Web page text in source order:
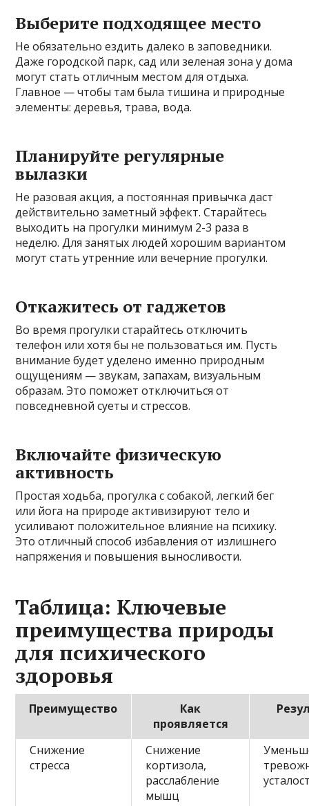
Выберите подходящее место
Не обязательно ездить далеко в заповедники.
Даже городской парк, сад или зеленая зона у дома
могут стать отличным местом для отдыха.
Главное — чтобы там была тишина и природные
элементы: деревья, трава, вода.
Планируйте регулярные
вылазки
Не разовая акция, а постоянная привычка даст
действительно заметный эффект. Старайтесь
выходить на прогулки минимум 2-3 раза в
неделю. Для занятых людей хорошим вариантом
могут стать утренние или вечерние прогулки.
Откажитесь от гаджетов
Во время прогулки старайтесь отключить
телефон или хотя бы не пользоваться им. Пусть
внимание будет уделено именно природным
ощущениям — звукам, запахам, визуальным
образам. Это поможет отключиться от
повседневной суеты и стрессов.
Включайте физическую
активность
Простая ходьба, прогулка с собакой, легкий бег
или йога на природе активизируют тело и
усиливают положительное влияние на психику.
Это отличный способ избавления от излишнего
напряжения и повышения выносливости.
Таблица: Ключевые
преимущества природы
для психического
здоровья
Преимущество
Как
проявляется
Снижение
стресса
Снижение
кортизола,
расслабление
мышц